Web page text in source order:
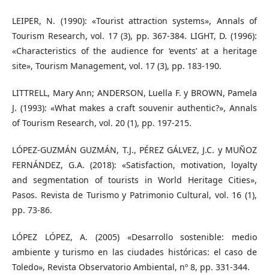
LEIPER, N. (1990): «Tourist attraction systems», Annals of
Tourism Research, vol. 17 (3), pp. 367-384. LIGHT, D. (1996):
«Characteristics of the audience for ‘events’ at a heritage
site», Tourism Management, vol. 17 (3), pp. 183-190.
LITTRELL, Mary Ann; ANDERSON, Luella F. y BROWN, Pamela
J. (1993): «What makes a craft souvenir authentic?», Annals
of Tourism Research, vol. 20 (1), pp. 197-215.
LÓPEZ-GUZMÁN GUZMÁN, T.J., PÉREZ GÁLVEZ, J.C. y MUÑOZ
FERNÁNDEZ, G.A. (2018): «Satisfaction, motivation, loyalty
and segmentation of tourists in World Heritage Cities»,
Pasos. Revista de Turismo y Patrimonio Cultural, vol. 16 (1),
pp. 73-86.
LÓPEZ LÓPEZ, A. (2005) «Desarrollo sostenible: medio
ambiente y turismo en las ciudades históricas: el caso de
Toledo», Revista Observatorio Ambiental, nº 8, pp. 331-344.